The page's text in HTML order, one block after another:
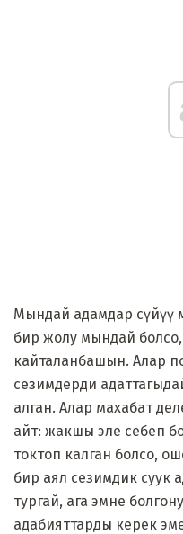
Мындай адамдар сүйүү
бир жолу мындай
кайталанбашын. Алар
сезимдерди
алган. Алар махабат
айт: жакшы эле себеп
токтоп калган болсо,
бир аял сезимдик суук
тургай, ага эмне
адабияттарды керек